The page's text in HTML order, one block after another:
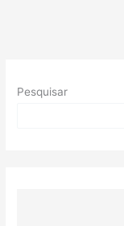
Pesquisar